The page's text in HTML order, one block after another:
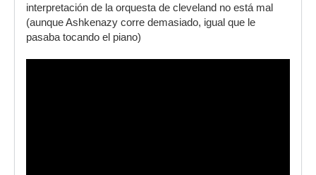
interpretación de la orquesta de cleveland no está mal
(aunque Ashkenazy corre demasiado, igual que le
pasaba tocando el piano)